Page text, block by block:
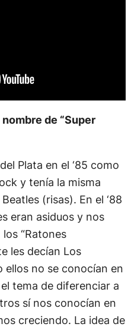
de “Super
Plata en el ‘85 como
y tenía la misma
(risas). En el ‘88
eran asiduos y nos
“Ratones
les decían Los
ellos no se conocían en
tema de diferenciar a
sí nos conocían en
creciendo. La idea de